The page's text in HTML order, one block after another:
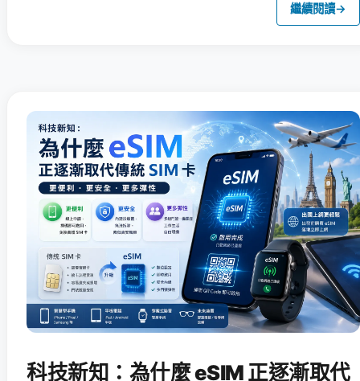
繼續閱讀→
科技新知：為什麼 eSIM 正逐漸取代